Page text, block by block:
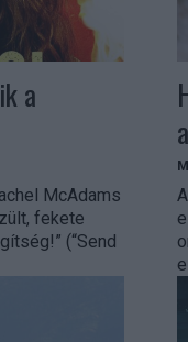
a
McAdams
fekete
(“Send